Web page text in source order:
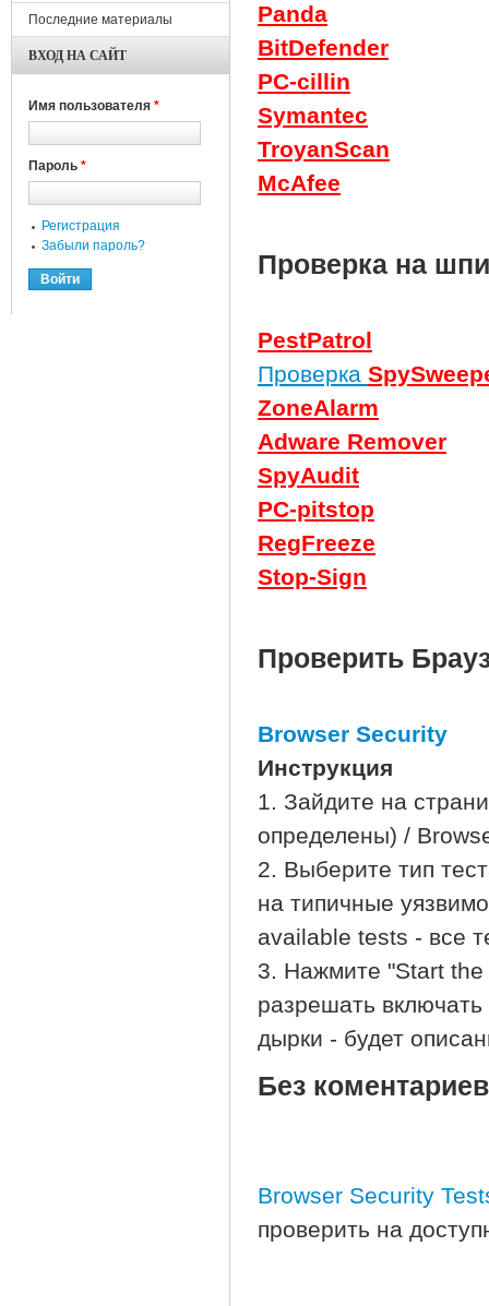
Panda
BitDefender
PC-cillin
Symantec
TroyanScan
McAfee
Проверка на
PestPatrol
Проверка
ZoneAlarm
Adware Remover
SpyAudit
PC-pitstop
RegFreeze
Stop-Sign
Проверить
Browser Security
Инструкция
1. Зайдите на
определены) /
2. Выберите тип
на типичные
available tests - все
3. Нажмите "Start the
разрешать
дырки - будет
Без
Browser Security
проверить на
Последние материалы
ВХОД НА САЙТ
Имя пользователя *
Пароль *
Регистрация
Забыли пароль?